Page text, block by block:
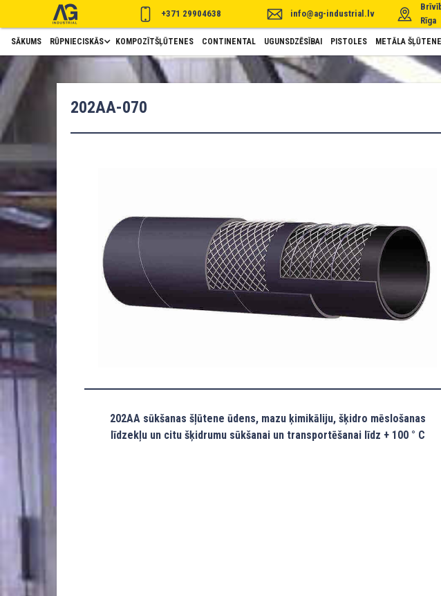
+371 29904638 info@ag-industrial.lv
Rīga
SĀKUMS RŪPNIECISKĀS KOMPOZĪTŠĻŪTENES CONTINENTAL UGUNSDZĒSĪBAI PISTOLES METĀLA
202AA-070
202AA sūkšanas šļūtene ūdens, mazu ķimikāliju, šķidro mēslošanas
līdzekļu un citu šķidrumu sūkšanai un transportēšanai līdz + 100 ° C